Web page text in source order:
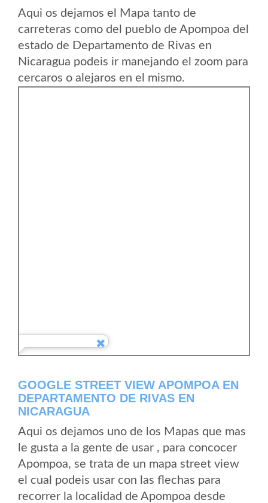
Aqui os dejamos el Mapa tanto de
carreteras como del pueblo de Apompoa del
estado de Departamento de Rivas en
Nicaragua podeis ir manejando el zoom para
cercaros o alejaros en el mismo.
GOOGLE STREET VIEW APOMPOA EN
DEPARTAMENTO DE RIVAS EN
NICARAGUA
Aqui os dejamos uno de los Mapas que mas
le gusta a la gente de usar , para concocer
Apompoa, se trata de un mapa street view
el cual podeis usar con las flechas para
recorrer la localidad de Apompoa desde